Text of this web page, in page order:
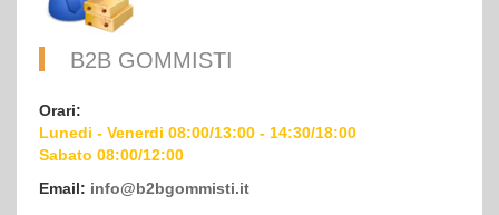
B2B GOMMISTI
Orari:
Lunedi - Venerdi 08:00/13:00 - 14:30/18:00
Sabato 08:00/12:00
Email: info@b2bgommisti.it